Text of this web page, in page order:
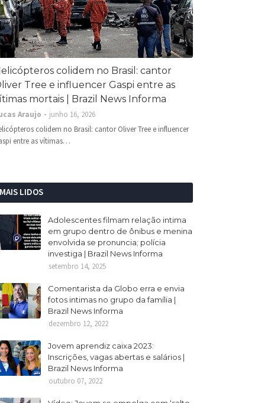
colidem no Brasil: cantor
Tree e influencer Gaspi entre as
mortais | Brazil News Informa
Araujo
junho 16, 2026
colidem no Brasil: cantor Oliver Tree e influencer
entre as vítimas…
MAIS LIDOS
Adolescentes filmam relação intima
em grupo dentro de ônibus e menina
envolvida se pronuncia; polícia
investiga | Brazil News Informa
setembro 14, 2025
Comentarista da Globo erra e envia
fotos intimas no grupo da família |
Brazil News Informa
dezembro 12, 2022
Jovem aprendiz caixa 2023:
Inscrições, vagas abertas e salários |
Brazil News Informa
outubro 07, 2022